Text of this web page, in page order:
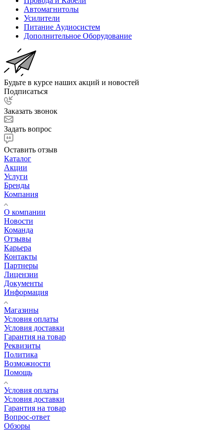
Автомагнитолы
Усилители
Питание Аудиосистем
Дополнительное Оборудование
Будьте в курсе наших акций и новостей
Подписаться
Заказать звонок
Задать вопрос
Оставить отзыв
Каталог
Акции
Услуги
Бренды
Компания
О компании
Новости
Команда
Отзывы
Карьера
Контакты
Партнеры
Лицензии
Документы
Информация
Магазины
Условия оплаты
Условия доставки
Гарантия на товар
Реквизиты
Политика
Возможности
Помощь
Условия оплаты
Условия доставки
Гарантия на товар
Вопрос-ответ
Обзоры